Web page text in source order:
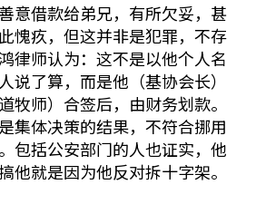
意借款给弟兄，有所欠妥，甚
愧疚，但这并非是犯罪，不存
律师认为：这不是以他个人名
说了算，而是他（基协会长）
牧师）合签后，由财务划款。
集体决策的结果，不符合挪用
包括公安部门的人也证实，他
他就是因为他反对拆十字架。